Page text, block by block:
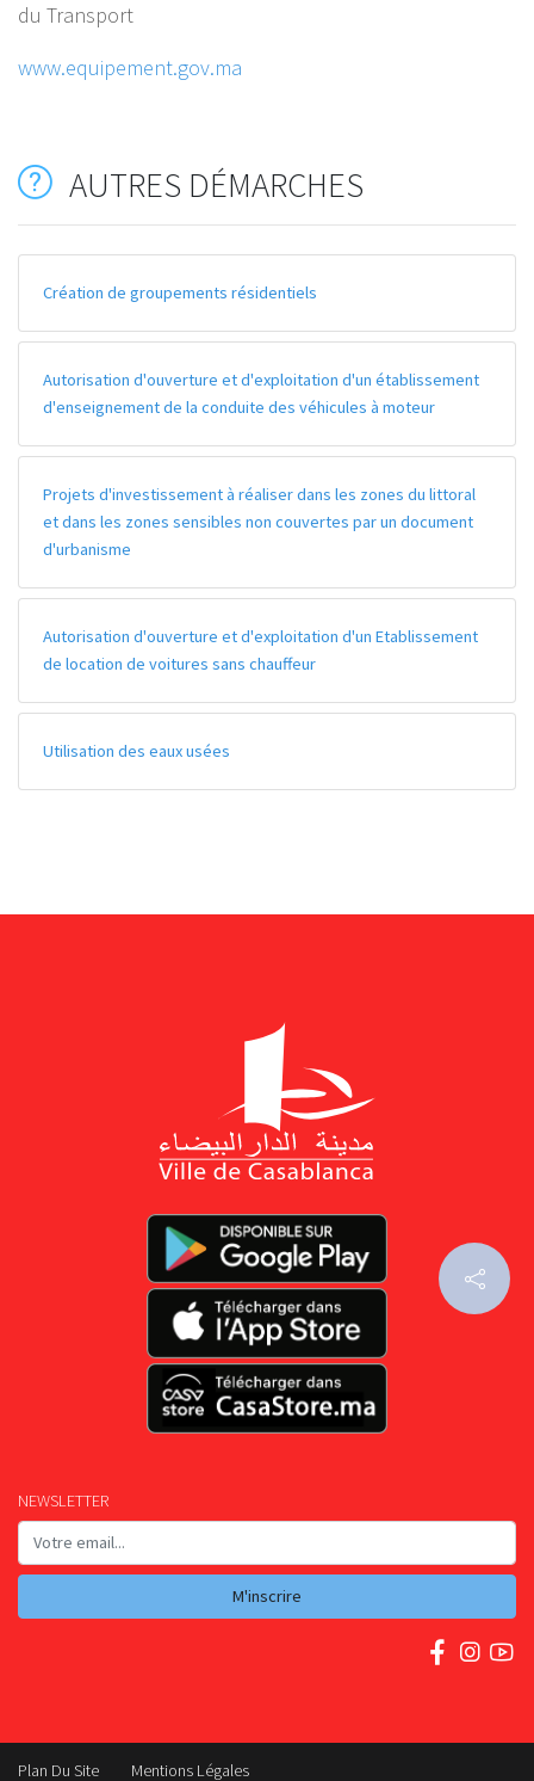
du Transport
www.equipement.gov.ma
AUTRES DÉMARCHES
Création de groupements résidentiels
Autorisation d'ouverture et d'exploitation d'un établissement
d'enseignement de la conduite des véhicules à moteur
Projets d'investissement à réaliser dans les zones du littoral
et dans les zones sensibles non couvertes par un document
d'urbanisme
Autorisation d'ouverture et d'exploitation d'un Etablissement
de location de voitures sans chauffeur
Utilisation des eaux usées
NEWSLETTER
M'inscrire
Plan Du Site Mentions Légales